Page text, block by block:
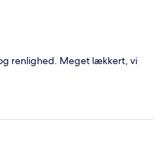
renlighed. Meget lækkert, vi